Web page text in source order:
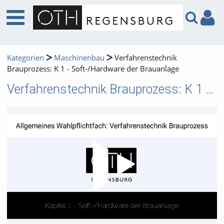
Kategorien Maschinenbau
Verfahrenstechnik
Brauprozess: K 1 - Soft-/Hardware der Brauanlage
Verfahrenstechnik Brauprozess: K 1 - Soft-/Hardware der Brauanlage